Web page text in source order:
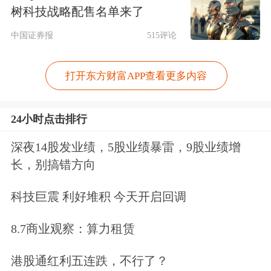
燃油的出口实施限制的基础上，俄罗斯
又出台了柴油出口禁令。此前，俄罗斯
仅禁止不自行生产柴油的贸易商出口该
口禁令将持续到7月31日。
研究机构Vortexa的数据显示，
是仅次于美国的全球第二大柴油出口
国。
树科技战略配售名单来了
中国证券报 515评论
打开东方财富APP查看更多内容
24小时点击排行
深夜14股发业绩，5股业绩暴雷，9股业绩增
长，别搞错方向
科技巨震 利好堆积 今天开启回调
8.7商业观察：算力租赁
港股通红利五连跌，不行了？